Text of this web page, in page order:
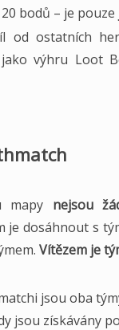
bodů – je pouze
od ostatních
výhru Loot
mapy nejsou
je dosáhnout s
Vítězem je
jsou oba
jsou získávány